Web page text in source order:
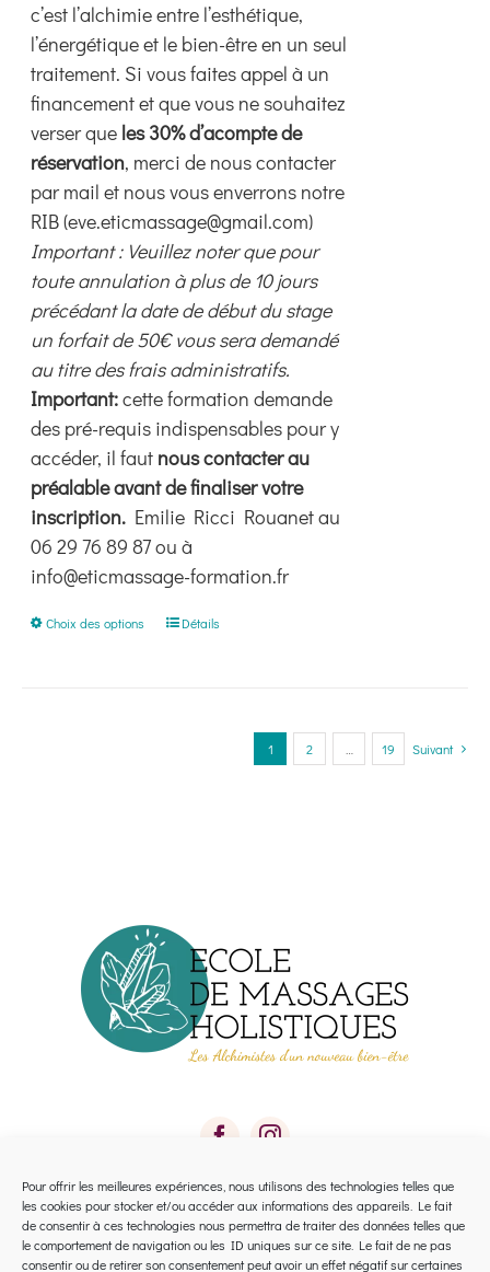
Pour offrir les meilleures expériences, nous utilisons des technologies telles que
les cookies pour stocker et/ou accéder aux informations des appareils. Le fait
de consentir à ces technologies nous permettra de traiter des données telles que
le comportement de navigation ou les ID uniques sur ce site. Le fait de ne pas
consentir ou de retirer son consentement peut avoir un effet négatif sur certaines
c’est l’alchimie entre l’esthétique,
l’énergétique et le bien-être en un seul
traitement. Si vous faites appel à un
financement et que vous ne souhaitez
verser que les 30% d’acompte de
réservation, merci de nous contacter
par mail et nous vous enverrons notre
RIB (eve.eticmassage@gmail.com)
Important : Veuillez noter que pour
toute annulation à plus de 10 jours
précédant la date de début du stage
un forfait de 50€ vous sera demandé
au titre des frais administratifs.
Important:cette formation demande
des pré-requis indispensables pour y
accéder, il faut nous contacter au
préalable avant de finaliser votre
inscription. Emilie Ricci Rouanet au
06 29 76 89 87 ou à
info@eticmassage-formation.fr
Choix des options
Ce
sur
page
du
produit
Détails
1 2 … 19 Suivant
Toggle
Navigation